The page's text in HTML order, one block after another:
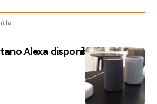
fa
Alexa disponibili sullo store